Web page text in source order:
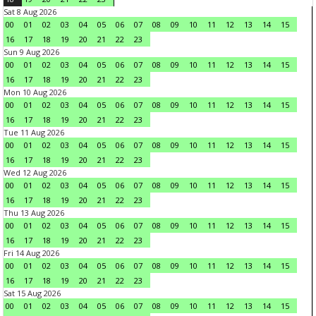
Sat 8 Aug 2026
00
01 02 03 04 05 06 07 08 09 10 11 12 13 14
15
16
17 18 19 20 21 22
23
Sun 9 Aug 2026
00
01 02 03 04 05 06 07 08 09 10 11 12 13 14
15
16
17 18 19 20 21 22
23
Mon 10 Aug 2026
00
01 02 03 04 05 06 07 08 09 10 11 12 13 14
15
16
17 18 19 20 21 22
23
Tue 11 Aug 2026
00
01 02 03 04 05 06 07 08 09 10 11 12 13 14
15
16
17 18 19 20 21 22
23
Wed 12 Aug 2026
00
01 02 03 04 05 06 07 08 09 10 11 12 13 14
15
16
17 18 19 20 21 22
23
Thu 13 Aug 2026
00
01 02 03 04 05 06 07 08 09 10 11 12 13 14
15
16
17 18 19 20 21 22
23
Fri 14 Aug 2026
00
01 02 03 04 05 06 07 08 09 10 11 12 13 14
15
16
17 18 19 20 21 22
23
Sat 15 Aug 2026
00
01 02 03 04 05 06 07 08 09 10 11 12 13 14
15